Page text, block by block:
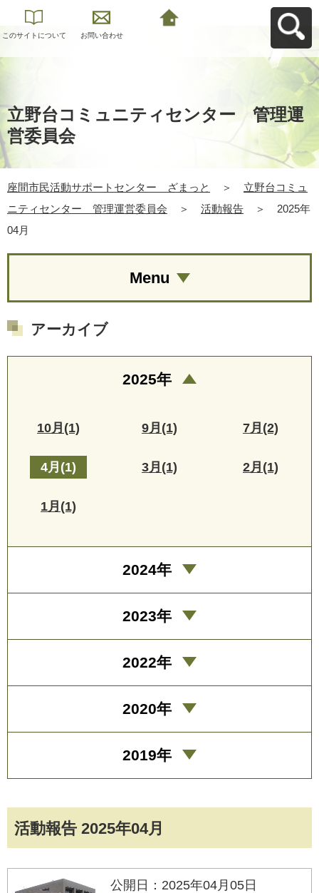
このサイトについて お問い合わせ
立野台コミュニティセンター 管理運
営委員会
座間市民活動サポートセンター ざまっと ＞
立野台コミュ
ニティセンター 管理運営委員会
＞ 活動報告 ＞
2025年
04月
活動報告 2025年04月
公開日：2025年04月05日
Menu
アーカイブ
2025年
10月(1) 9月(1) 7月(2)
4月(1) 3月(1) 2月(1)
1月(1)
2024年
2023年
2022年
2020年
2019年